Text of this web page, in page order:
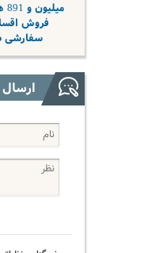
فروش
سفارشی